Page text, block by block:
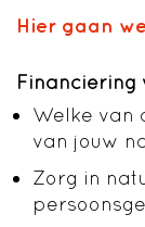
Hier gaan
Financiering
Welke van
van jouw
Zorg in